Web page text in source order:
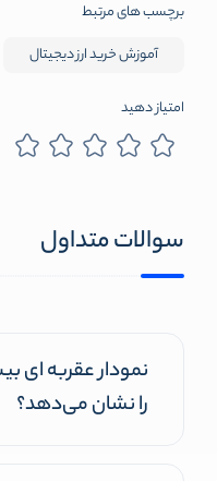
برچسب های مرتبط
آموزش خرید ارز دیجیتال
امتیاز دهید
سوالات متداول
نمودار عقربه ای
را نشان می‌دهد؟